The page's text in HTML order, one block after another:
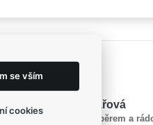
poradit?
Mirka Tesařová
průvodce výběrem a
se vším
cookies